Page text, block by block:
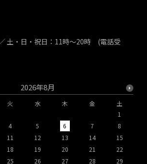
2026年8月
火 水 木 金
土
1
4 5 6 7
8
11 12 13 14
15
18 19 20 21
22
25 26 27 28 29
土・日・祝日：11時～20時 (電話受